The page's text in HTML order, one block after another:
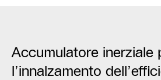
Accumulatore inerziale
l’innalzamento